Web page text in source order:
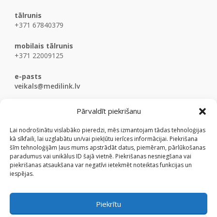
Pārvaldīt piekrišanu
Lai nodrošinātu vislabāko pieredzi, mēs izmantojam tādas tehnoloģijas
kā sīkfaili, lai uzglabātu un/vai piekļūtu ierīces informācijai. Piekrišana
šīm tehnoloģijām ļaus mums apstrādāt datus, piemēram, pārlūkošanas
paradumus vai unikālus ID šajā vietnē. Piekrišanas nesniegšana vai
piekrišanas atsaukšana var negatīvi ietekmēt noteiktas funkcijas un
iespējas.
Piekrītu
tālrunis
+371 67840379
mobilais tālrunis
+371 22009125
e-pasts
veikals@medilink.lv